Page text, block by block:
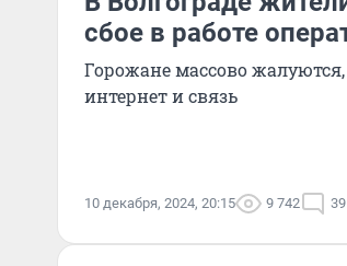
сбое в работе
Горожане массово
интернет и связь
10 декабря, 2024, 20:15 9 742 39